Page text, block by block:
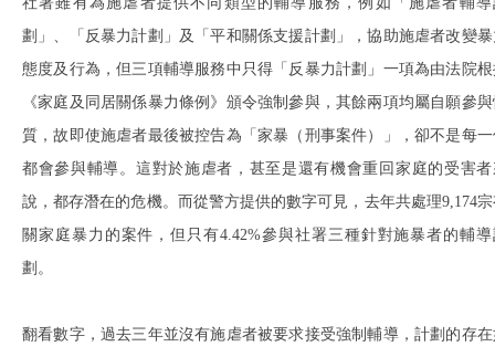
劃」、「反暴力計劃」及「平和關係支援計劃」，協助施虐者改變
態度及行為，但三項輔導服務中只得「反暴力計劃」一項為由法院
《家庭及同居關係暴力條例》頒令強制參與，其餘兩項均屬自願參
質，故即使施虐者最後被控告為「家暴（刑事案件）」，卻不是每
都會參與輔導。這對於施虐者，甚至是還有機會重回家庭的受害者
說，都存潛在的危機。而從警方提供的數字可見，去年共處理9,174
關家庭暴力的案件，但只有4.42%參與社署三種針對施暴者的輔導
劃。
翻看數字，過去三年並沒有施虐者被要求接受強制輔導，計劃的存